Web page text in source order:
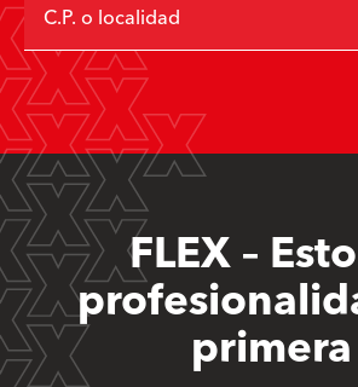
C.P. o localidad
FLEX –
primera